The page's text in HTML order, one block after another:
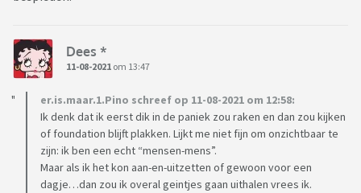
Dees *
11-08-2021 om 13:47
er.is.maar.1.Pino schreef op 11-08-2021 om 12:58:
Ik denk dat ik eerst dik in de paniek zou raken en dan zou kijken
of foundation blijft plakken. Lijkt me niet fijn om onzichtbaar te
zijn: ik ben een echt “mensen-mens”.
Maar als ik het kon aan-en-uitzetten of gewoon voor een
dagje…dan zou ik overal geintjes gaan uithalen vrees ik.